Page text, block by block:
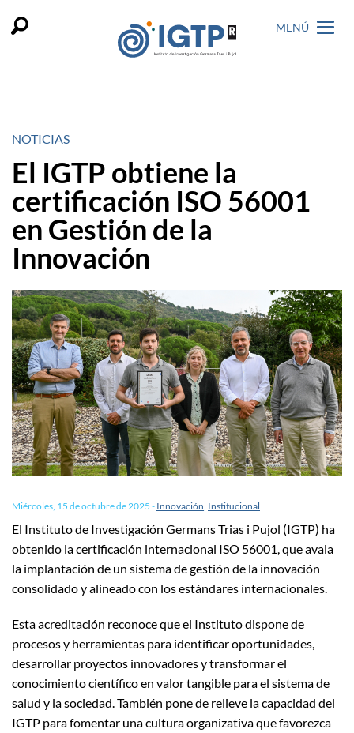
MENÚ
NOTICIAS
El IGTP obtiene la
certificación ISO 56001
en Gestión de la
Innovación
Miércoles, 15 de octubre de 2025 - Innovación Institucional
El Instituto de Investigación Germans Trias i Pujol (IGTP) ha
obtenido la certificación internacional ISO 56001, que avala
la implantación de un sistema de gestión de la innovación
consolidado y alineado con los estándares internacionales.
Esta acreditación reconoce que el Instituto dispone de
procesos y herramientas para identificar oportunidades,
desarrollar proyectos innovadores y transformar el
conocimiento científico en valor tangible para el sistema de
salud y la sociedad. También pone de relieve la capacidad del
IGTP para fomentar una cultura organizativa que favorezca